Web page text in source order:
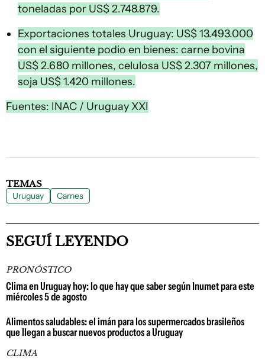
toneladas por US$ 2.748.879.
Exportaciones totales Uruguay: US$ 13.493.000
con el siguiente podio en bienes: carne bovina
US$ 2.680 millones, celulosa US$ 2.307 millones,
soja US$ 1.420 millones.
Fuentes: INAC / Uruguay XXI
TEMAS
Uruguay Carnes
SEGUÍ LEYENDO
PRONÓSTICO
Clima en Uruguay hoy: lo que hay que saber según Inumet para este
miércoles 5 de agosto
Alimentos saludables: el imán para los supermercados brasileños
que llegan a buscar nuevos productos a Uruguay
CLIMA